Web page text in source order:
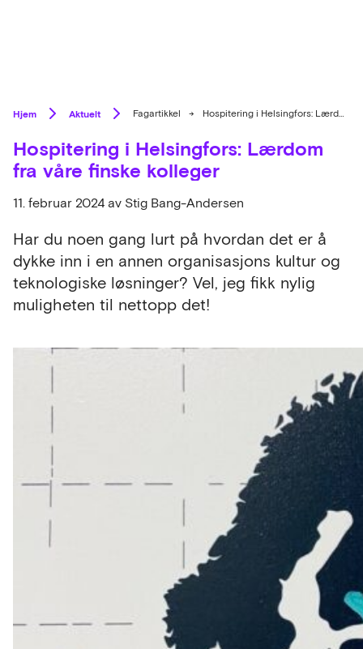
Hjem Aktuelt Fagartikkel → Hospitering i Helsingfors: Lærdom fra våre finske kolleger
Hospitering i Helsingfors: Lærdom
fra våre finske kolleger
11. februar 2024 av Stig Bang-Andersen
Har du noen gang lurt på hvordan det er å
dykke inn i en annen organisasjons kultur og
teknologiske løsninger? Vel, jeg fikk nylig
muligheten til nettopp det!